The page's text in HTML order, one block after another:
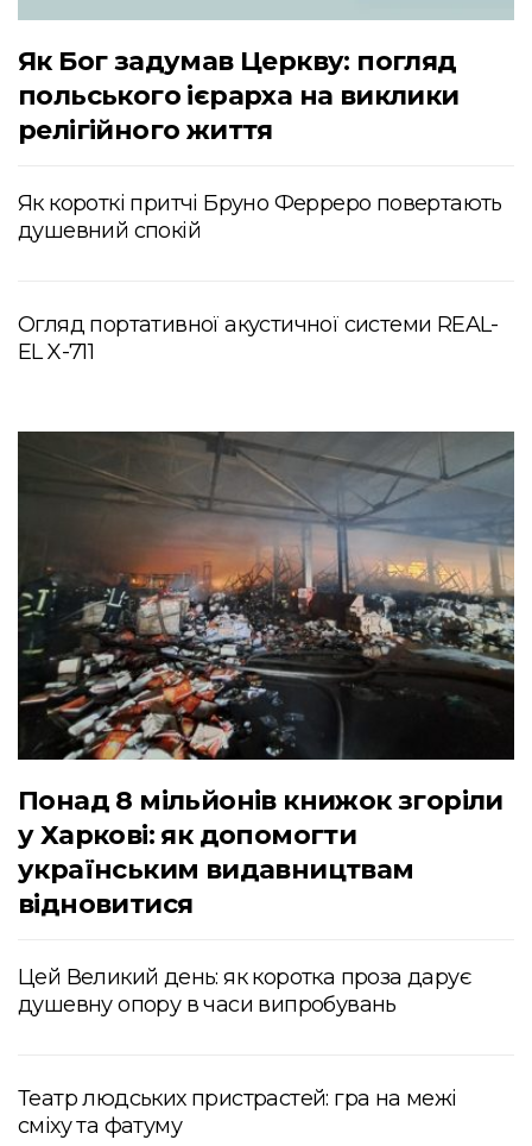
Як Бог задумав Церкву: погляд
польського ієрарха на виклики
релігійного життя
Як короткі притчі Бруно Ферреро повертають
душевний спокій
Огляд портативної акустичної системи REAL-
EL X-711
Понад 8 мільйонів книжок згоріли
у Харкові: як допомогти
українським видавництвам
відновитися
Цей Великий день: як коротка проза дарує
душевну опору в часи випробувань
Театр людських пристрастей: гра на межі
сміху та фатуму